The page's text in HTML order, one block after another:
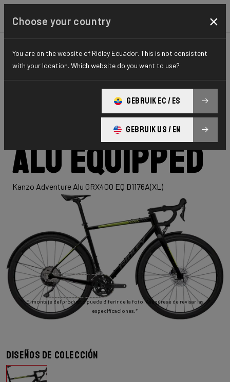
GRAVEL ADVENTURE HYDRO SERIES
Adventure
Alu Equipped
Kanzo Adventure Alu GRX400 EQ D1176A(XL)
El montaje del producto puede diferir de la foto. Asegúrese de revisar las
especificaciones.*
Diseños de colección
Choose your country ×
You are on the website of Ridley Ecuador. This is not consistent
with your location. Which website do you want to use?
GEBRUIK EC / ES
GEBRUIK US / EN